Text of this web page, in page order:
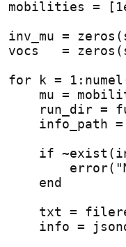
mobilities =
inv_mu =
vocs   =
for k =
mu =
run_dir =
info_path
if
end
txt =
info =